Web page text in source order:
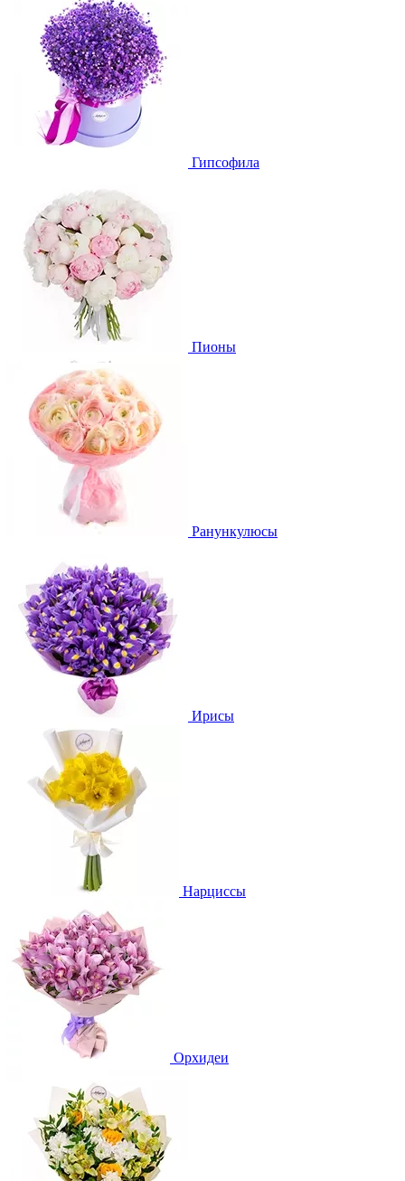
Гипсофила
Пионы
Ранункулюсы
Ирисы
Нарциссы
Орхидеи